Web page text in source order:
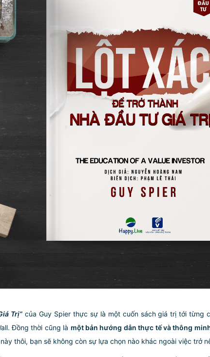
Trị” của Guy Spier thực sự là một cuốn sách giá trị tới từng
Đồng thời cũng là một bản hướng dẫn thực tế và thông
thôi, bạn sẽ không còn sự lựa chọn nào khác ngoài việc trở